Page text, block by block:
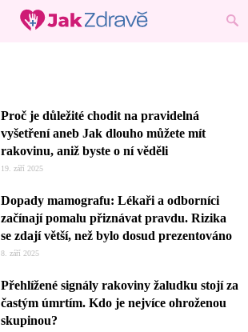
Proč je důležité chodit na pravidelná
vyšetření aneb Jak dlouho můžete mít
rakovinu, aniž byste o ní věděli
19. září 2025
Dopady mamografu: Lékaři a odborníci
začínají pomalu přiznávat pravdu. Rizika
se zdají větší, než bylo dosud prezentováno
8. září 2025
Přehlížené signály rakoviny žaludku stojí za
častým úmrtím. Kdo je nejvíce ohroženou
skupinou?